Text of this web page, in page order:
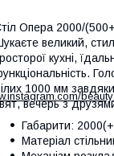
Опера 2000/
великий,
кухні,
1000 мм
вечерь з
Габарити:
Матеріал